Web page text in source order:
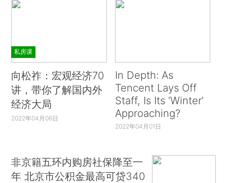
私房课
向松祚：宏观经济70
讲，带你了解国内外
经济大局
2022年04月06日
In Depth: As
Tencent Lays Off
Staff, Is Its ‘Winter’
Approaching?
2022年04月01日
非京籍五环内购房社保降至一
年 北京市公积金最高可贷340